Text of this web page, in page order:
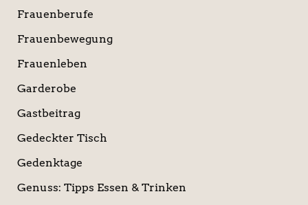
Frauenberufe
Frauenbewegung
Frauenleben
Garderobe
Gastbeitrag
Gedeckter Tisch
Gedenktage
Genuss: Tipps Essen & Trinken